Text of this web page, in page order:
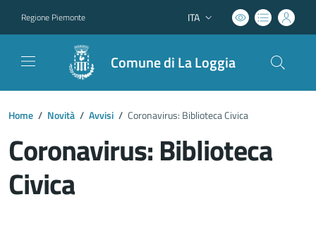
Regione Piemonte Lingua attiva:
ITA
Comune di La Loggia
Home / Novità / Avvisi / Coronavirus: Biblioteca Civica
Coronavirus: Biblioteca
Civica